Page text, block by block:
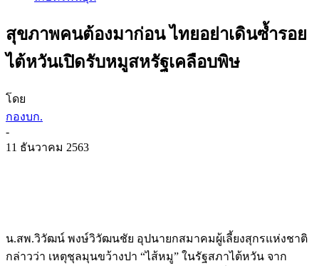
สุขภาพคนต้องมาก่อน ไทยอย่าเดินซ้ำรอย
ไต้หวันเปิดรับหมูสหรัฐเคลือบพิษ
โดย
กองบก.
-
11 ธันวาคม 2563
น.สพ.วิวัฒน์ พงษ์วิวัฒนชัย อุปนายกสมาคมผู้เลี้ยงสุกรแห่งชาติ
กล่าวว่า เหตุชุลมุนขว้างปา “ไส้หมู” ในรัฐสภาไต้หวัน จาก